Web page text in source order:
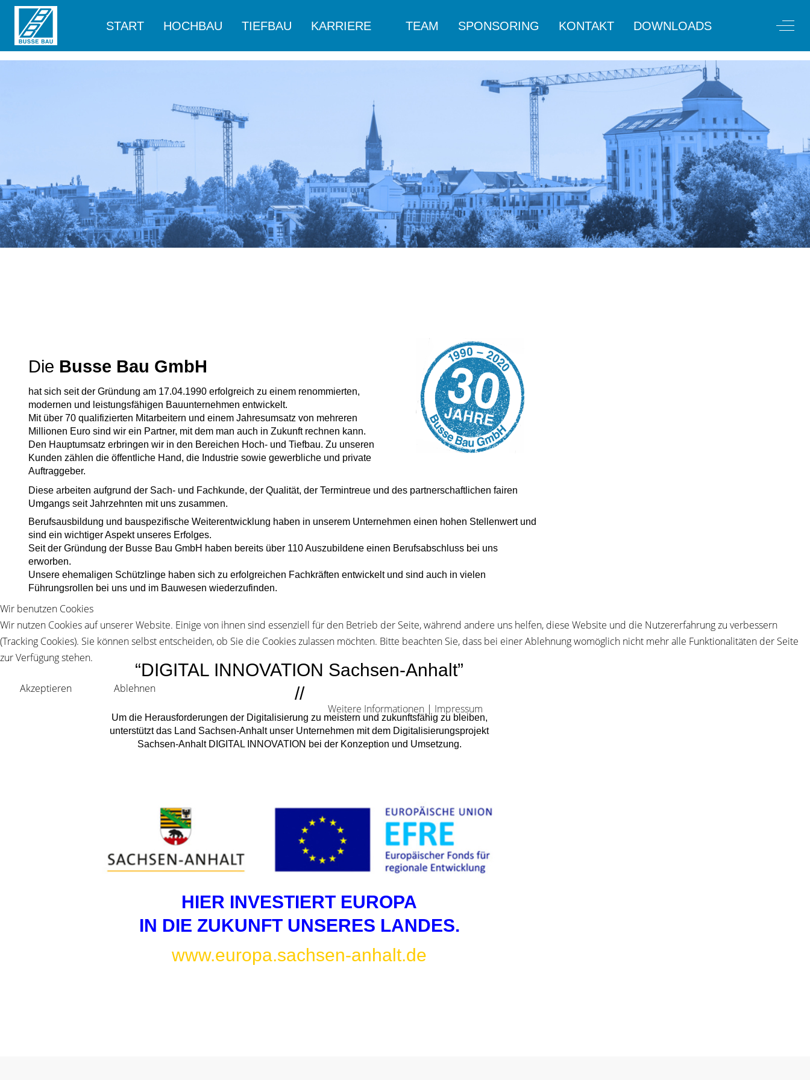
START HOCHBAU TIEFBAU KARRIERE TEAM SPONSORING KONTAKT DOWNLOADS Off-
Die Busse Bau GmbH
hat sich seit der Gründung am 17.04.1990 erfolgreich zu einem renommierten,
modernen und leistungsfähigen Bauunternehmen entwickelt.
Mit über 70 qualifizierten Mitarbeitern und einem Jahresumsatz von mehreren
Millionen Euro sind wir ein Partner, mit dem man auch in Zukunft rechnen kann.
Den Hauptumsatz erbringen wir in den Bereichen Hoch- und Tiefbau. Zu unseren
Kunden zählen die öffentliche Hand, die Industrie sowie gewerbliche und private
Auftraggeber.
Diese arbeiten aufgrund der Sach- und Fachkunde, der Qualität, der Termintreue und des partnerschaftlichen fairen
Umgangs seit Jahrzehnten mit uns zusammen.
Berufsausbildung und bauspezifische Weiterentwicklung haben in unserem Unternehmen einen hohen Stellenwert und
sind ein wichtiger Aspekt unseres Erfolges.
Seit der Gründung der Busse Bau GmbH haben bereits über 110 Auszubildene einen Berufsabschluss bei uns
erworben.
Unsere ehemaligen Schützlinge haben sich zu erfolgreichen Fachkräften entwickelt und sind auch in vielen
Führungsrollen bei uns und im Bauwesen wiederzufinden.
“DIGITAL INNOVATION Sachsen-Anhalt”
//
Um die Herausforderungen der Digitalisierung zu meistern und zukunftsfähig zu bleiben,
unterstützt das Land Sachsen-Anhalt unser Unternehmen mit dem Digitalisierungsprojekt
Sachsen-Anhalt DIGITAL INNOVATION bei der Konzeption und Umsetzung.
HIER INVESTIERT EUROPA
IN DIE ZUKUNFT UNSERES LANDES.
www.europa.sachsen-anhalt.de
Wir benutzen Cookies
Wir nutzen Cookies auf unserer Website. Einige von ihnen sind essenziell für den Betrieb der Seite, während andere uns helfen, diese Website und die Nutzererfahrung zu verbessern
(Tracking Cookies). Sie können selbst entscheiden, ob Sie die Cookies zulassen möchten. Bitte beachten Sie, dass bei einer Ablehnung womöglich nicht mehr alle Funktionalitäten der Seite
zur Verfügung stehen.
Akzeptieren
Ablehnen
Weitere Informationen| Impressum